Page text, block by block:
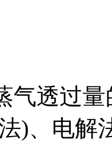
气透过
)、电解